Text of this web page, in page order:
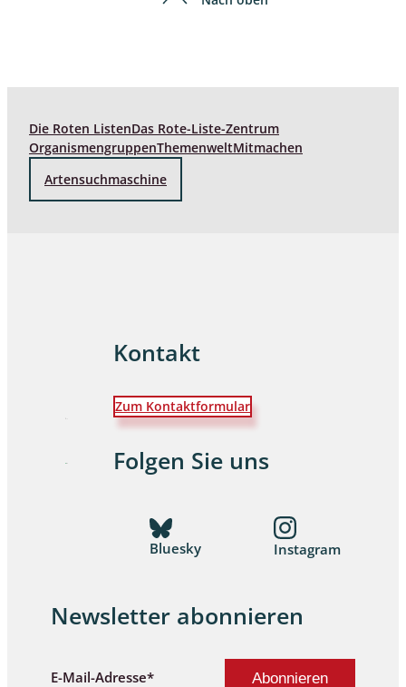
Die Roten ListenDas Rote-Liste-Zentrum
OrganismengruppenThemenweltMitmachen
Artensuchmaschine
Kontakt
Zum Kontaktformular
Folgen Sie uns
Bluesky Instagram
Newsletter abonnieren
E-Mail-Adresse*